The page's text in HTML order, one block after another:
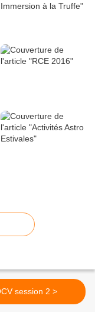
OCV session 2 >